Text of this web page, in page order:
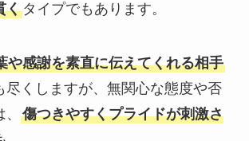
くタイプでもあります。
や感謝を素直に伝えてくれる相手
尽くしますが、無関心な態度や否
傷つきやすくプライドが刺激さ